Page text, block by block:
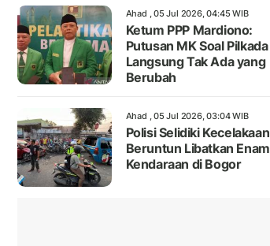
Ahad , 05 Jul 2026, 04:45 WIB
Ketum PPP Mardiono:
Putusan MK Soal Pilkada
Langsung Tak Ada yang
Berubah
Ahad , 05 Jul 2026, 03:04 WIB
Polisi Selidiki Kecelakaan
Beruntun Libatkan Enam
Kendaraan di Bogor